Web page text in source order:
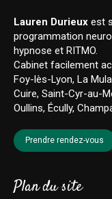
Lauren Durieux est
programmation
hypnose et RITMO.
Cabinet facilement
Foy-lès-Lyon, La
Cuire, Saint-Cyr-au-
Oullins, Écully,
Prendre rendez-vous
Plan du site